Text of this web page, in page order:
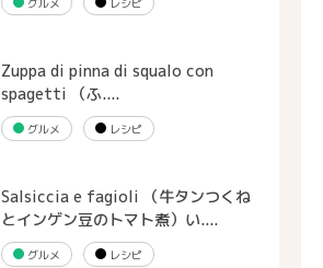
Zuppa di pinna di squalo con
spagetti （ふ....
グルメ レシピ
Salsiccia e fagioli （牛タンつくね
とインゲン豆のトマト煮）い....
グルメ レシピ